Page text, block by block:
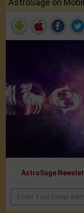
AstroSage on
AstroSage